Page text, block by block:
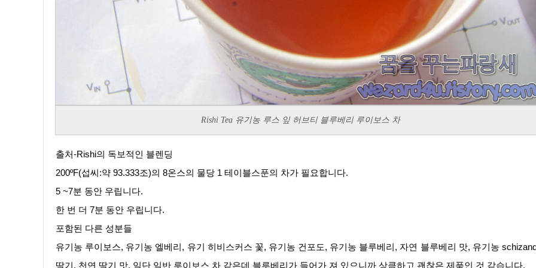
Rishi Tea 유기농 루스 잎 허브티 블루베리 루이보스 차
출처-Rishi의 독보적인 블렌딩
200ºF(섭씨:약 93.333조)의 8온스의 물당 1 테이블스푼의 차가 필요합니다.
5 ~7분 동안 우립니다.
한 번 더 7분 동안 우립니다.
포함된 다른 성분들
유기농 루이보스, 유기농 엘베리, 유기 히비스커스 꽃, 유기농 건포도, 유기농 블루베리, 자연 블루베리 맛, 유기농
딸기, 천연 딸기 맛. 일단 일반 루이보스 차 같은데 블루베리가 들어가 져 있으니까 상큼하고 괜찮은 제품인 것 같습니다.